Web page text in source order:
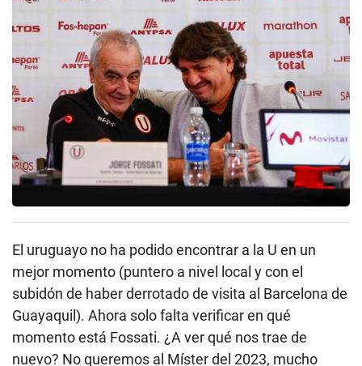
El uruguayo no ha podido encontrar a la U en un
mejor momento (puntero a nivel local y con el
subidón de haber derrotado de visita al Barcelona de
Guayaquil). Ahora solo falta verificar en qué
momento está Fossati. ¿A ver qué nos trae de
nuevo? No queremos al Míster del 2023, mucho